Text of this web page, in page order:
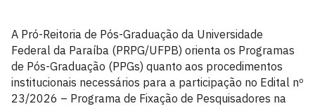
A Pró-Reitoria de Pós-Graduação da Universidade
Federal da Paraíba (PRPG/UFPB) orienta os Programas
de Pós-Graduação (PPGs) quanto aos procedimentos
institucionais necessários para a participação no Edital nº
23/2026 – Programa de Fixação de Pesquisadores na